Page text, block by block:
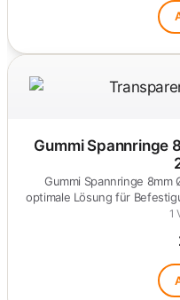
Gummi Spannringe
Gummi Spannringe
optimale Lösung für
1